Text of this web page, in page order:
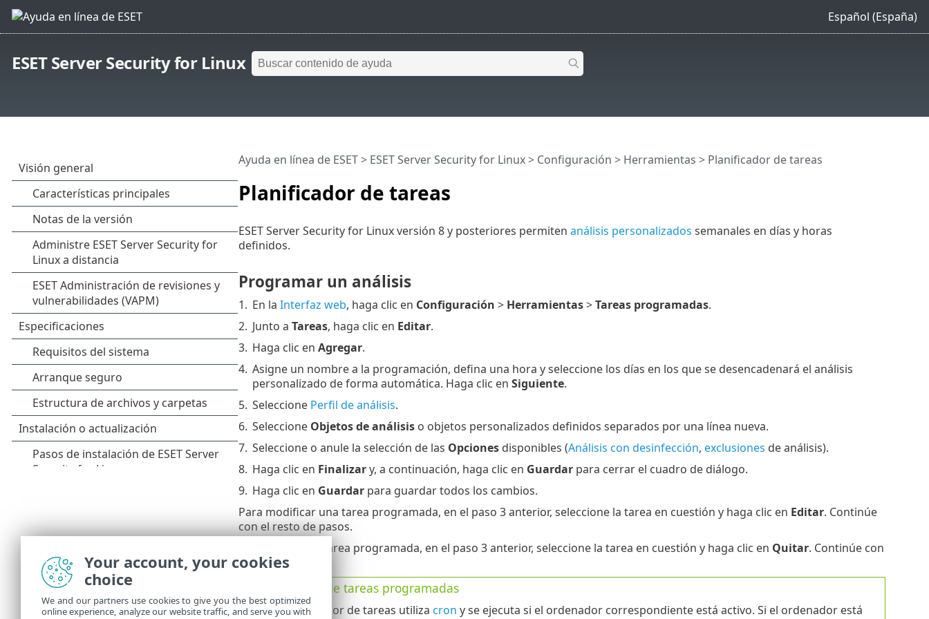
Español (España)
ESET Server Security for Linux
Planificador de tareas
Ayuda en línea de ESET> ESET Server Security for Linux> Configuración > Herramientas > Planificador de tareas
ESET Server Security for Linux versión 8 y posteriores permiten análisis personalizados semanales en días y horas
definidos.
Programar un análisis
1. En la Interfaz web, haga clic en Configuración > Herramientas>Tareas programadas.
2. Junto a Tareas, haga clic en Editar.
3. Haga clic en Agregar.
4. Asigne un nombre a la programación, defina una hora y seleccione los días en los que se desencadenará el análisis
personalizado de forma automática. Haga clic en Siguiente.
5. Seleccione Perfil de análisis.
6. Seleccione Objetos de análisiso objetos personalizados definidos separados por una línea nueva.
7. Seleccione o anule la selección de las Opciones disponibles (Análisis con desinfección, exclusiones de análisis).
8. Haga clic en Finalizary, a continuación, haga clic en Guardarpara cerrar el cuadro de diálogo.
9. Haga clic en Guardarpara guardar todos los cambios.
Para modificar una tarea programada, en el paso 3 anterior, seleccione la tarea en cuestión y haga clic en Editar. Continúe
con el resto de pasos.
Para quitar una tarea programada, en el paso 3 anterior, seleccione la tarea en cuestión y haga clic en Quitar. Continúe con
los pasos 8 y 9.
Ejecución de tareas programadas
El planificador de tareas utiliza cron y se ejecuta si el ordenador correspondiente está activo. Si el ordenador está
Your account, your cookies
choice
We and our partners use cookies to give you the best optimized
online experience, analyze our website traffic, and serve you with